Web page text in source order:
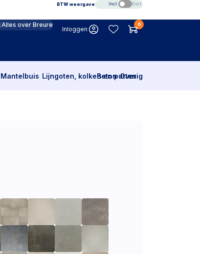
BTW weergave Incl. Excl.
Alles over Breure
Inloggen
0
Mantelbuis Lijngoten, kolken en putten
Beton Overig